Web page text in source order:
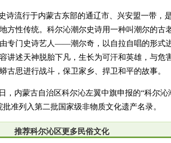
诗流行于内蒙古东部的通辽市、兴安盟一带，
方性传统。科尔沁潮尔史诗用一种叫潮尔的古
专门史诗艺人——潮尔奇，以自拉自唱的形式
讲述天神脱胎下凡，生长为可汗和英雄，与危
思进行战斗，保卫家乡、捍卫和平的故事。
，内蒙古自治区科尔沁左翼中旗申报的“科尔沁
准列入第二批国家级非物质文化遗产名录。
推荐科尔沁区更多民俗文化